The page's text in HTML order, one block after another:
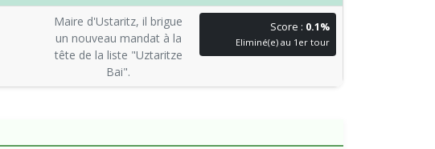
Maire d'Ustaritz, il brigue
un nouveau mandat à la
tête de la liste "Uztaritze
Bai".
Score : 0.1%
Eliminé(e) au 1er tour